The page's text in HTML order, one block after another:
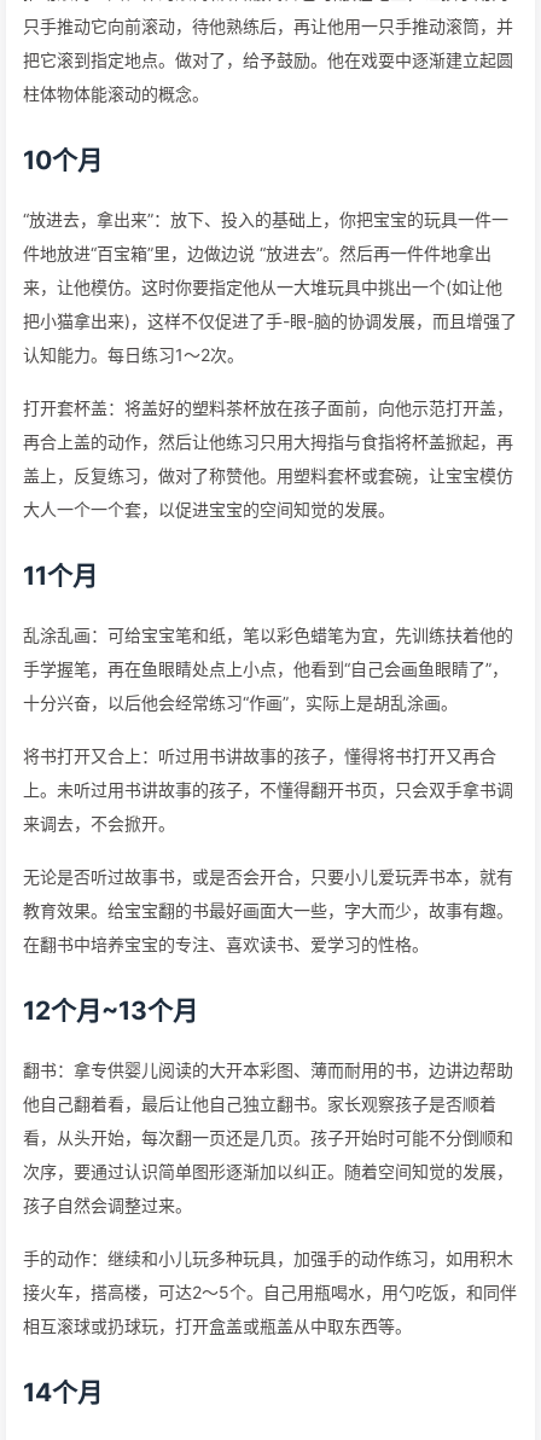
只手推动它向前滚动，待他熟练后，再让他用一只手推动滚筒，并
把它滚到指定地点。做对了，给予鼓励。他在戏耍中逐渐建立起圆
柱体物体能滚动的概念。
10个月
“放进去，拿出来”：放下、投入的基础上，你把宝宝的玩具一件一
件地放进“百宝箱”里，边做边说 “放进去”。然后再一件件地拿出
来，让他模仿。这时你要指定他从一大堆玩具中挑出一个(如让他
把小猫拿出来)，这样不仅促进了手-眼-脑的协调发展，而且增强了
认知能力。每日练习1～2次。
打开套杯盖：将盖好的塑料茶杯放在孩子面前，向他示范打开盖，
再合上盖的动作，然后让他练习只用大拇指与食指将杯盖掀起，再
盖上，反复练习，做对了称赞他。用塑料套杯或套碗，让宝宝模仿
大人一个一个套，以促进宝宝的空间知觉的发展。
11个月
乱涂乱画：可给宝宝笔和纸，笔以彩色蜡笔为宜，先训练扶着他的
手学握笔，再在鱼眼睛处点上小点，他看到“自己会画鱼眼睛了”，
十分兴奋，以后他会经常练习“作画”，实际上是胡乱涂画。
将书打开又合上：听过用书讲故事的孩子，懂得将书打开又再合
上。未听过用书讲故事的孩子，不懂得翻开书页，只会双手拿书调
来调去，不会掀开。
无论是否听过故事书，或是否会开合，只要小儿爱玩弄书本，就有
教育效果。给宝宝翻的书最好画面大一些，字大而少，故事有趣。
在翻书中培养宝宝的专注、喜欢读书、爱学习的性格。
12个月~13个月
翻书：拿专供婴儿阅读的大开本彩图、薄而耐用的书，边讲边帮助
他自己翻着看，最后让他自己独立翻书。家长观察孩子是否顺着
看，从头开始，每次翻一页还是几页。孩子开始时可能不分倒顺和
次序，要通过认识简单图形逐渐加以纠正。随着空间知觉的发展，
孩子自然会调整过来。
手的动作：继续和小儿玩多种玩具，加强手的动作练习，如用积木
接火车，搭高楼，可达2～5个。自己用瓶喝水，用勺吃饭，和同伴
相互滚球或扔球玩，打开盒盖或瓶盖从中取东西等。
14个月